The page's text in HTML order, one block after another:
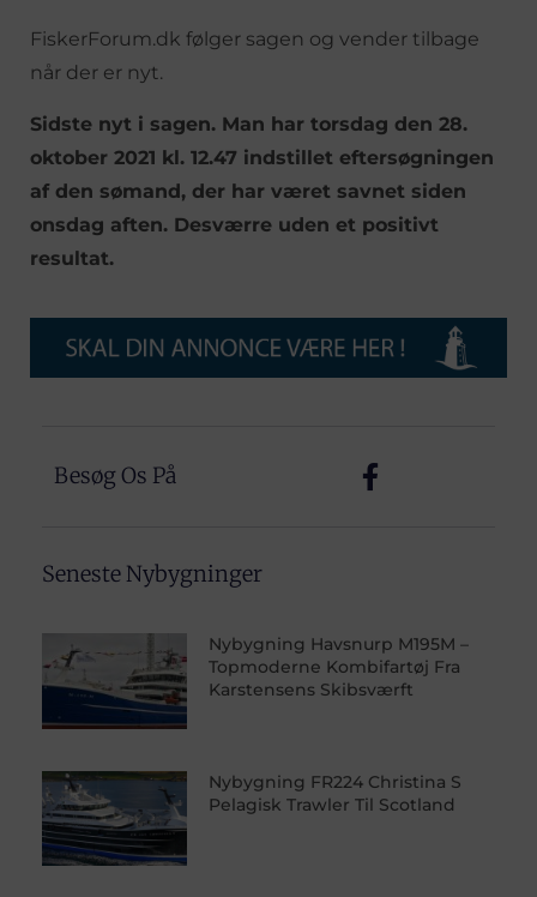
FiskerForum.dk følger sagen og vender tilbage
når der er nyt.
Sidste nyt i sagen. Man har torsdag den 28.
oktober 2021 kl. 12.47 indstillet eftersøgningen
af den sømand, der har været savnet siden
onsdag aften. Desværre uden et positivt
resultat.
Besøg Os På
Seneste Nybygninger
Nybygning Havsnurp M195M –
Topmoderne Kombifartøj Fra
Karstensens Skibsværft
Nybygning FR224 Christina S
Pelagisk Trawler Til Scotland